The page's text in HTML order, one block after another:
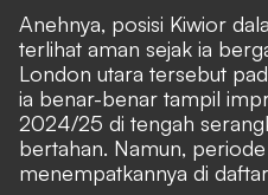
Anehnya, posisi Kiwior
terlihat aman sejak ia
London utara tersebut
ia benar-benar tampil
2024/25 di tengah
bertahan. Namun,
menempatkannya di